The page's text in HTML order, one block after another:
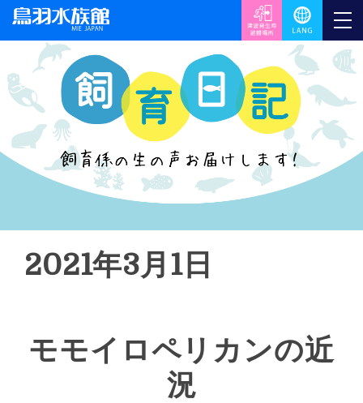
2021年3月1日
モモイロペリカンの近
況